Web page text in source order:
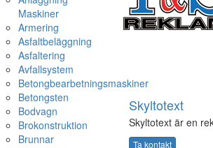
Maskiner
Armering
Asfaltbeläggning
Asfaltering
Avfallsystem
Betongbearbetningsmaskiner
Betongsten
Bodvagn
Brokonstruktion
Brunnar
Skyltotext
Skyltotext är en
Ta kontakt